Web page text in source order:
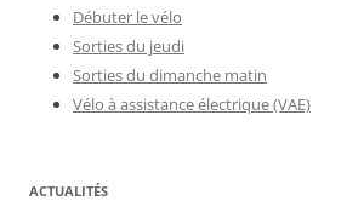
Débuter le vélo
Sorties du jeudi
Sorties du dimanche matin
Vélo à assistance électrique (VAE)
ACTUALITÉS